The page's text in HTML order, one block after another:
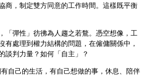
商，制定雙方同意的工作時間。這樣既平衡
「彈性」彷彿為人趨之若鶩。憑空想像，工
處理到權力結構的問題，在僱傭關係中，
談判力量？如何「自主」？
自己的生活，有自己想做的事，休息、陪伴